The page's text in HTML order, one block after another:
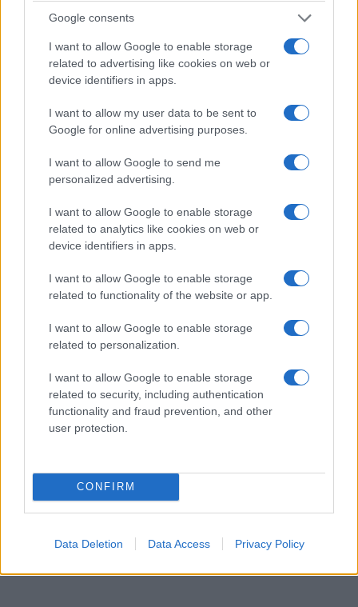
Google consents
I want to allow Google to enable storage
related to advertising like cookies on web or
device identifiers in apps.
I want to allow my user data to be sent to
Google for online advertising purposes.
I want to allow Google to send me
personalized advertising.
I want to allow Google to enable storage
related to analytics like cookies on web or
device identifiers in apps.
I want to allow Google to enable storage
related to functionality of the website or app.
I want to allow Google to enable storage
related to personalization.
I want to allow Google to enable storage
related to security, including authentication
functionality and fraud prevention, and other
user protection.
CONFIRM
Data Deletion Data Access Privacy Policy